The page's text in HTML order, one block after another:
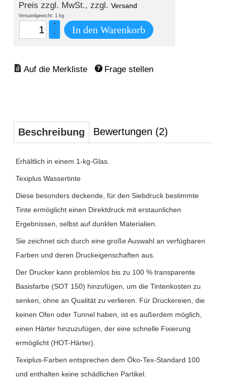
Preis zzgl. MwSt., zzgl.Versand
Versandgewicht: 1 kg
+
–
In den Warenkorb
Frage stellen
Beschreibung Bewertungen (2)
Erhältlich in einem 1-kg-Glas.
Texiplus Wassertinte
Diese besonders deckende, für den Siebdruck bestimmte
Tinte ermöglicht einen Direktdruck mit erstaunlichen
Ergebnissen, selbst auf dunklen Materialien.
Sie zeichnet sich durch eine große Auswahl an verfügbaren
Farben und deren Druckeigenschaften aus.
Der Drucker kann problemlos bis zu 100 % transparente
Basisfarbe (SOT 150) hinzufügen, um die Tintenkosten zu
senken, ohne an Qualität zu verlieren. Für Druckereien, die
keinen Ofen oder Tunnel haben, ist es außerdem möglich,
einen Härter hinzuzufügen, der eine schnelle Fixierung
ermöglicht (HOT-Härter).
Texiplus-Farben entsprechen dem Öko-Tex-Standard 100
und enthalten keine schädlichen Partikel.